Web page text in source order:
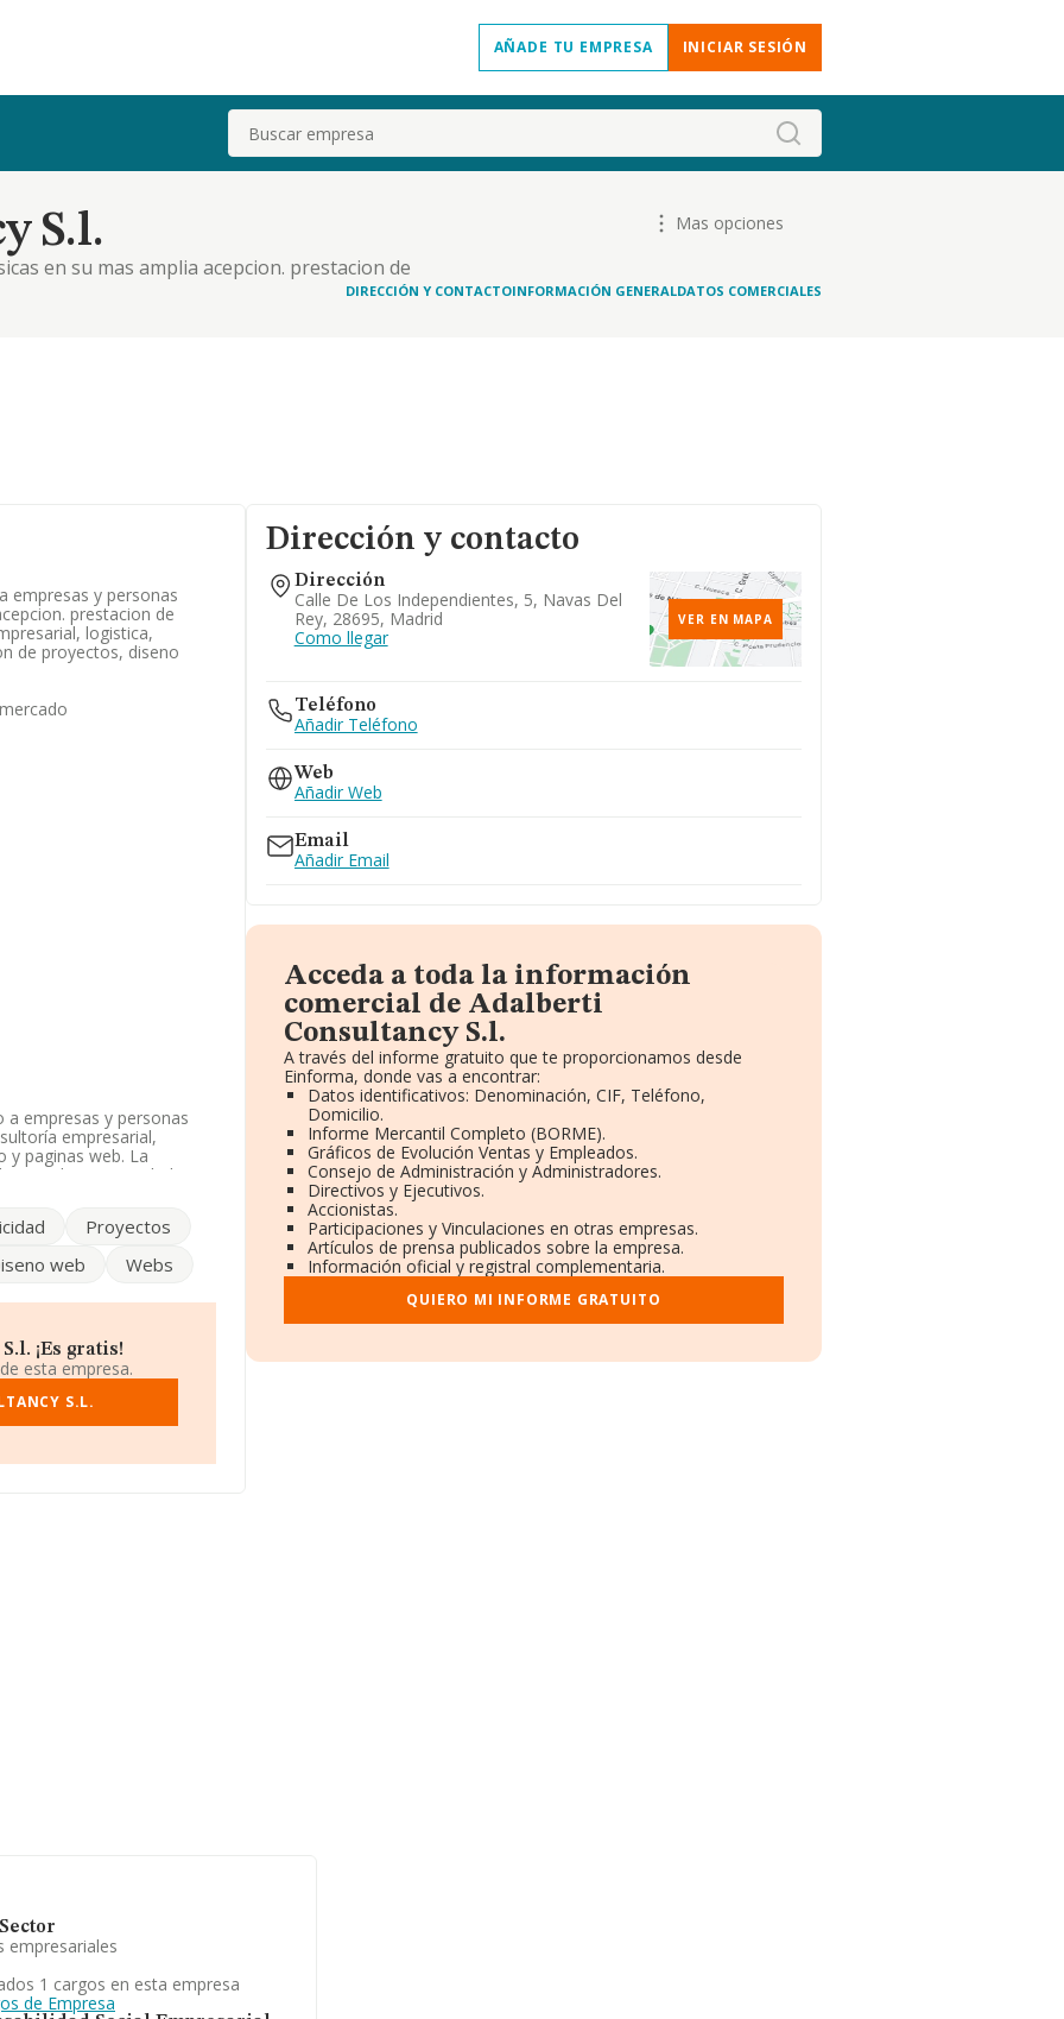
AÑADE TU EMPRESA INICIAR SESIÓN
Buscar
S.l.
en su mas amplia acepcion. prestacion de
diseno y gestion de proyectos, diseno
Mas opciones
DIRECCIÓN Y CONTACTOINFORMACIÓN GENERALDATOS COMERCIALES
empresas y personas
prestacion de
logistica,
de proyectos, diseno
empresas y personas
empresarial,
y paginas web. La
Su actividad
pública' con código
compañías, en el ámbito
a la información de la
3280 empresas,
ampliar la información
es de 19 años. La
Proyectos
web Webs
¡Es gratis!
esta empresa.
S.L.
Dirección y contacto
Dirección
Calle De Los Independientes, 5, Navas Del
Rey, 28695, Madrid
Como llegar
VER EN MAPA
Teléfono
Añadir Teléfono
Web
Añadir Web
Email
Añadir Email
Acceda a toda la información
comercial de Adalberti
Consultancy S.l.
A través del informe gratuito que te proporcionamos desde
Einforma, donde vas a encontrar:
Datos identificativos: Denominación, CIF, Teléfono,
Domicilio.
Informe Mercantil Completo (BORME).
Gráficos de Evolución Ventas y Empleados.
Consejo de Administración y Administradores.
Directivos y Ejecutivos.
Accionistas.
Participaciones y Vinculaciones en otras empresas.
Artículos de prensa publicados sobre la empresa.
Información oficial y registral complementaria.
QUIERO MI INFORME GRATUITO
empresariales
1 cargos en esta empresa
de Empresa